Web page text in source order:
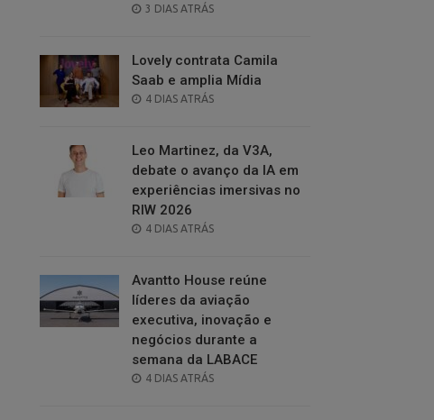
POSTED
3 DIAS ATRÁS
Lovely contrata Camila
Saab e amplia Mídia
POSTED
4 DIAS ATRÁS
Leo Martinez, da V3A,
debate o avanço da IA em
experiências imersivas no
RIW 2026
POSTED
4 DIAS ATRÁS
Avantto House reúne
líderes da aviação
executiva, inovação e
negócios durante a
semana da LABACE
POSTED
4 DIAS ATRÁS